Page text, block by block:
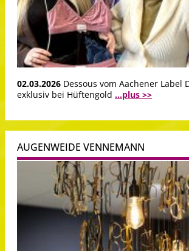
02.03.2026 Dessous vom Aachener Label
exklusiv bei Hüftengold ...plus >>
AUGENWEIDE VENNEMANN